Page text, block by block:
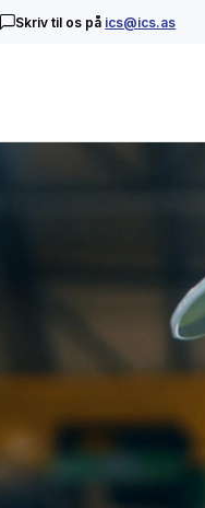
Skriv til os på ics@ics.as